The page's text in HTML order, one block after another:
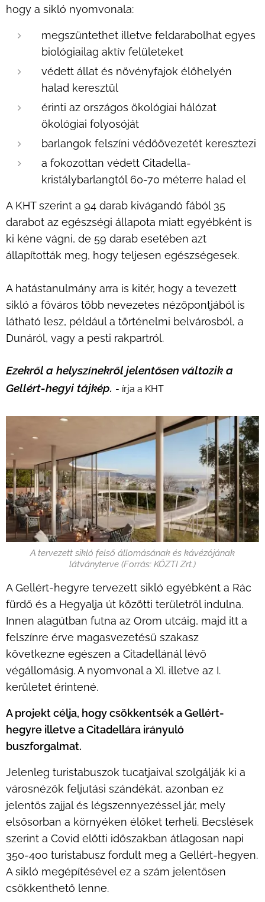
hogy a sikló nyomvonala:
megszüntethet illetve feldarabolhat egyes
biológiailag aktív felületeket
védett állat és növényfajok élőhelyén
halad keresztül
érinti az országos ökológiai hálózat
ökológiai folyosóját
barlangok felszíni védőövezetét keresztezi
a fokozottan védett Citadella-
kristálybarlangtól 60-70 méterre halad el
A KHT szerint a 94 darab kivágandó fából 35
darabot az egészségi állapota miatt egyébként is
ki kéne vágni, de 59 darab esetében azt
állapították meg, hogy teljesen egészségesek.
A hatástanulmány arra is kitér, hogy a tevezett
sikló a főváros több nevezetes nézőpontjából is
látható lesz, például a történelmi belvárosból, a
Dunáról, vagy a pesti rakpartról.
Ezekről a helyszínekről jelentősen változik a
Gellért-hegyi tájkép. - írja a KHT
A tervezett sikló felső állomásának és kávézójának
látványterve (Forrás: KÖZTI Zrt.)
A Gellért-hegyre tervezett sikló egyébként a Rác
fürdő és a Hegyalja út közötti területről indulna.
Innen alagútban futna az Orom utcáig, majd itt a
felszínre érve magasvezetésű szakasz
következne egészen a Citadellánál lévő
végállomásig. A nyomvonal a XI. illetve az I.
kerületet érintené.
A projekt célja, hogy csökkentsék a Gellért-
hegyre illetve a Citadellára irányuló
buszforgalmat.
Jelenleg turistabuszok tucatjaival szolgálják ki a
városnézők feljutási szándékát, azonban ez
jelentős zajjal és légszennyezéssel jár, mely
elsősorban a környéken élőket terheli. Becslések
szerint a Covid előtti időszakban átlagosan napi
350-400 turistabusz fordult meg a Gellért-hegyen.
A sikló megépítésével ez a szám jelentősen
csökkenthető lenne.